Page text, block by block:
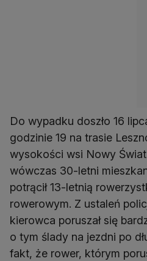
Do wypadku doszło 16
godzinie 19 na trasie
wysokości wsi Nowy
wówczas 30-letni
potrącił 13-letnią
rowerowym. Z ustaleń
kierowca poruszał się
o tym ślady na jezdni po
fakt, że rower, którym